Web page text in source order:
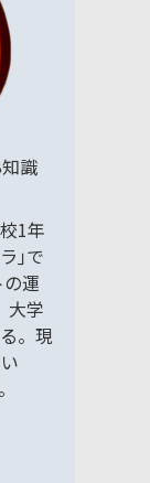
識
1年
｣で
運
大学
。現